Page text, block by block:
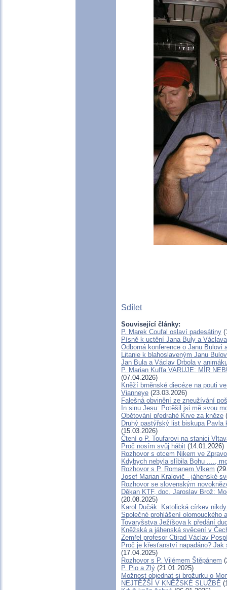
Sdílet
Související články:
P. Marek Coufal oslaví padesátiny
Písně k uctění Jana Buly a
Odborná konference o Janu Bulovi
Litanie k blahoslaveným Janu
Jan Bula a Václav Drbola v
P. Marian Kuffa VARUJE: MÍR
(07.04.2026)
Kněží brněnské diecéze na pouti
Vianneye (23.03.2026)
Falešná obvinění ze zneužívání
In sinu Jesu: Potěšil jsi mě svou
Obětování předrahé Krve za kněze
Druhý pastýřský list biskupa Pavla
(15.03.2026)
Čtení o P. Toufarovi na stanici
Proč nosím svůj hábit (14.01.2026)
Rozhovor s otcem Nikem ve
Kdybych nebyla slíbila Bohu ....,
Rozhovor s P. Romanem Vlkem
Josef Marian Kralovič - jáhenské
Rozhovor se slovenským
Děkan KTF, doc. Jaroslav Brož:
(20.08.2025)
Karol Dučák: Katolická církev
Společné prohlášení olomouckého
Tovaryšstva Ježíšova k předání
Kněžská a jáhenská svěcení v
Zemřel profesor Ctirad Václav
Proč je křesťanství napadáno?
(17.04.2025)
Rozhovor s P. Vilémem Štěpánem
P. Pio a Zlý (21.01.2025)
Možnost objednat si brožurku o
NEJTĚŽŠÍ V KNĚŽSKÉ SLUŽBĚ